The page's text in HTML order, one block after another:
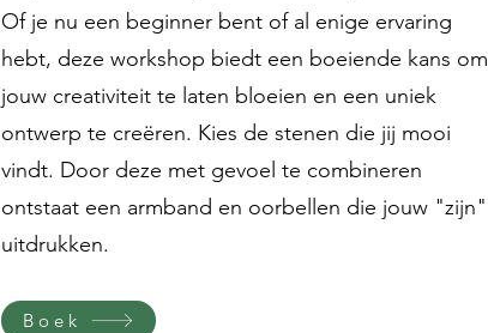
Of je nu een beginner bent of al enige ervaring
hebt, deze workshop biedt een boeiende kans om
jouw creativiteit te laten bloeien en een uniek
ontwerp te creëren. Kies de stenen die jij mooi
vindt. Door deze met gevoel te combineren
ontstaat een armband en oorbellen die jouw "zijn"
uitdrukken.
Boek